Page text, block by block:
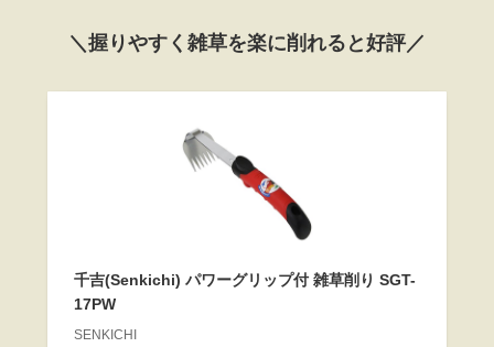
＼握りやすく雑草を楽に削れると好評／
千吉(Senkichi) パワーグリップ付 雑草削り SGT-
17PW
SENKICHI